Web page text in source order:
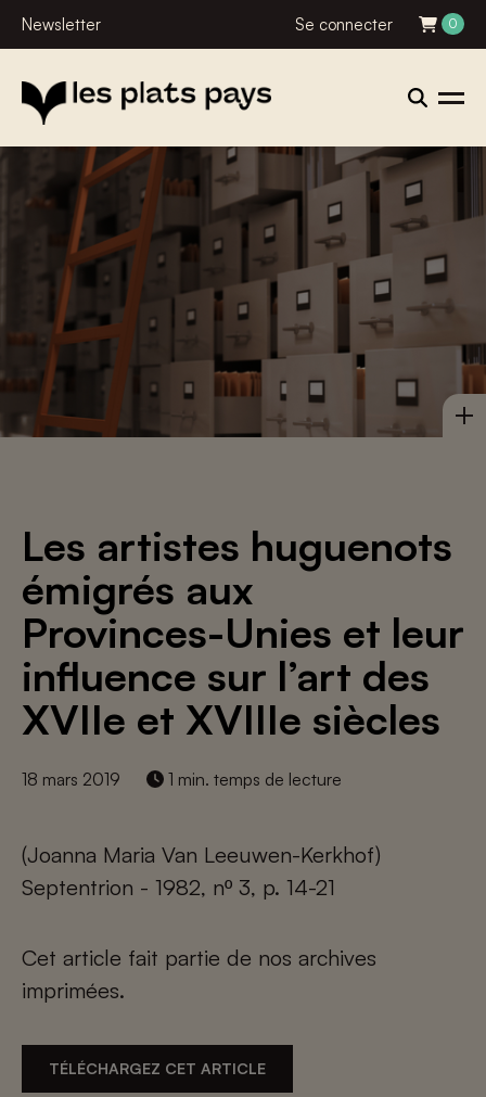
Newsletter Se connecter 0
Les artistes huguenots
émigrés aux
Provinces-Unies et leur
influence sur l’art des
XVIIe et XVIIIe siècles
18 mars 2019 1 min. temps de lecture
(Joanna Maria Van Leeuwen-Kerkhof)
Septentrion - 1982, nº 3, p. 14-21
Cet article fait partie de nos archives
imprimées.
TÉLÉCHARGEZ CET ARTICLE